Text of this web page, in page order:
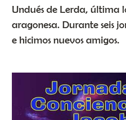
Undués de Lerda, última
aragonesa. Durante seis
e hicimos nuevos amigos.